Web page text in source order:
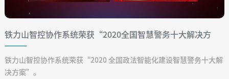
铁力山智控协作系统荣获“2020全国智慧警务十大解决方
案”
铁力山智控协作系统荣获“2020 全国政法智能化建设智慧警务十大解
决方案”。